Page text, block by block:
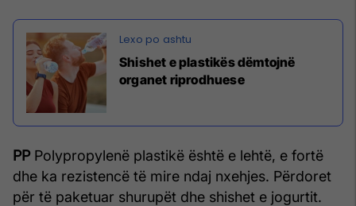
Shishet e plastikës dëmtojnë
organet riprodhuese
PPPolypropylenë plastikë është e lehtë, e fortë
dhe ka rezistencë të mire ndaj nxehjes. Përdoret
për të paketuar shurupët dhe shishet e jogurtit.